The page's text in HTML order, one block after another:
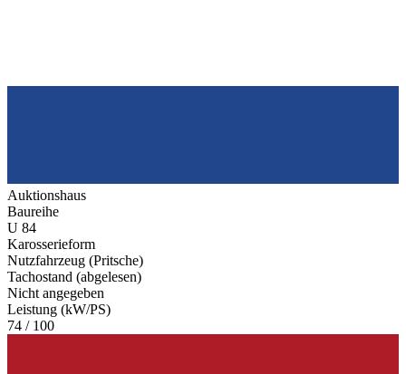
Auktionshaus
Baureihe
U 84
Karosserieform
Nutzfahrzeug (Pritsche)
Tachostand (abgelesen)
Nicht angegeben
Leistung (kW/PS)
74 / 100